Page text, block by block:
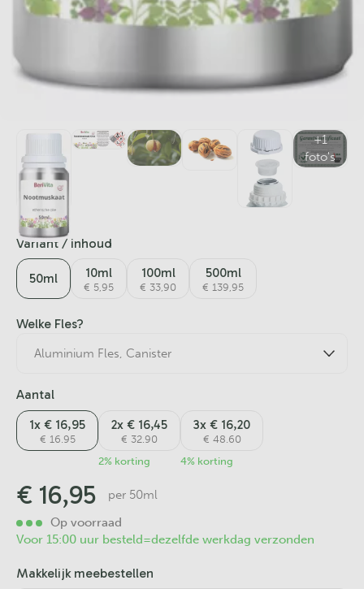
Variant / inhoud
50ml 10ml
€ 5,95
500ml
€ 139,95
100ml
€ 33,90
Welke Fles?
Aantal
1x € 16,95
€ 16.95
2x € 16,45
€ 32.90
2% korting
3x € 16,20
€ 48.60
4% korting
€ 16,95
per 50ml
Op voorraad
Voor 15:00 uur besteld=dezelfde werkdag verzonden
Makkelijk meebestellen